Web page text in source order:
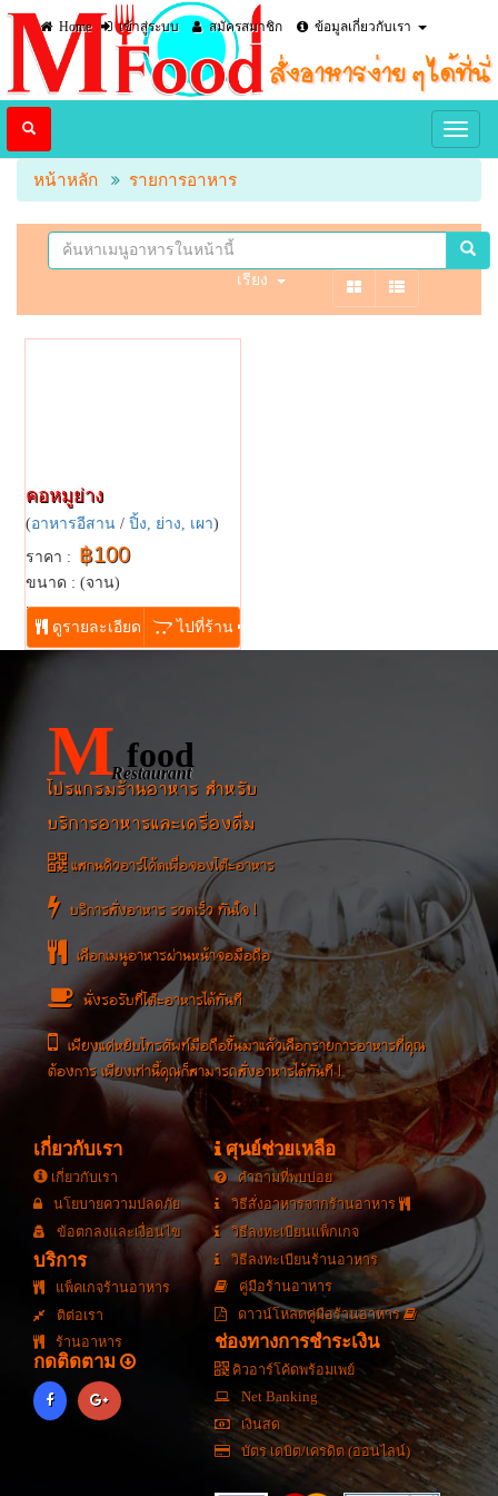
Home เข้าสู่ระบบ สมัครสมาชิก ข้อมูลเกี่ยวกับเรา
หน้าหลัก รายการอาหาร
เรียง
คอหมูย่าง
(อาหารอีสาน / ปิ้ง, ย่าง, เผา)
ราคา : ฿100
ขนาด : (จาน)
...
ดูรายละเอียด ไปที่ร้าน
M food
Restaurant
โปรแกรมร้านอาหาร สำหรับ
บริการอาหารและเครื่องดื่ม
แสกนคิวอาร์โค้ดเพื่อจองโต๊ะอาหาร
บริการสั่งอาหาร รวดเร็ว ทันใจ !
เลือกเมนูอาหารผ่านหน้าจอมือถือ
นั่งรอรับที่โต๊ะอาหารได้ทันที
เพียงแค่หยิบโทรศัพท์มือถือขึ้นมาแล้วเลือกรายการอาหารที่คุณ
ต้องการ เพียงเท่านี้คุณก็สามารถสั่งอาหารได้ทันที !
เกี่ยวกับเรา
เกี่ยวกับเรา
นโยบายความปลดภัย
ข้อตกลงและเงื่อนไข
บริการ
แพ็คเกจร้านอาหาร
ติต่อเรา
ร้านอาหาร
กดติดตาม
ศุนย์ช่วยเหลือ
คำถามที่พบบ่อย
วิธีสั่งอาหารจากร้านอาหาร
วิธีลงทะเบียนแพ็กเกจ
วิธีลงทะเบียนร้านอาหาร
คู่มือร้านอาหาร
ดาวน์โหลดคู่มือร้านอาหาร
ช่องทางการชำระเงิน
คิวอาร์โค้ดพร้อมเพย์
Net Banking
เงินสด
บัตร เดบิต/เครดิต (ออนไลน์)